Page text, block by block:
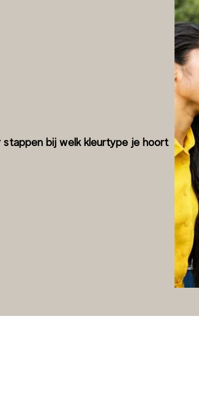
stappen bij welk kleurtype je hoort